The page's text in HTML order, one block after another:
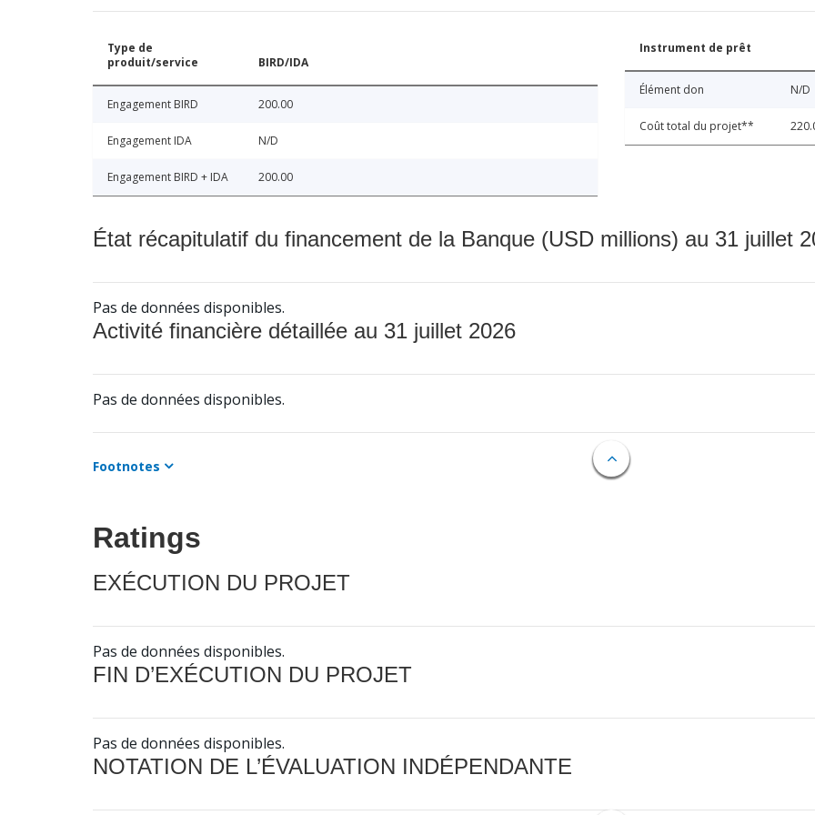
Type de
produit/service
BIRD/IDA
Engagement BIRD 200.00
Engagement IDA N/D
Engagement BIRD + IDA 200.00
Instrument de prêt
Élément don N/D
Coût total du projet**
État récapitulatif du financement de la Banque (USD millions) au 31 juillet
Pas de données disponibles.
Activité financière détaillée au 31 juillet 2026
Pas de données disponibles.
Footnotes
Ratings
EXÉCUTION DU PROJET
Pas de données disponibles.
FIN D’EXÉCUTION DU PROJET
Pas de données disponibles.
NOTATION DE L’ÉVALUATION INDÉPENDANTE